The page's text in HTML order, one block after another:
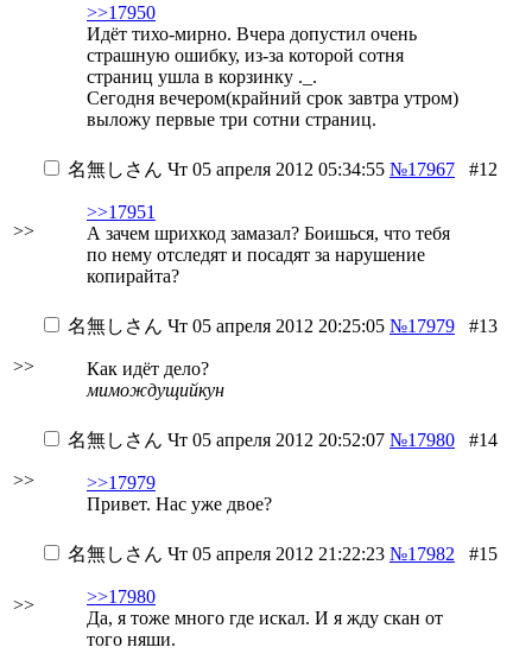
>>17950
Идёт тихо-мирно. Вчера допустил очень
страшную ошибку, из-за которой сотня
страниц ушла в корзинку ._.
Сегодня вечером(крайний срок завтра утром)
выложу первые три сотни страниц.
>>
名無しさん Чт 05 апреля 2012 05:34:55 №17967 #12
>>17951
А зачем шрихкод замазал? Боишься, что тебя
по нему отследят и посадят за нарушение
копирайта?
>>
名無しさん Чт 05 апреля 2012 20:25:05 №17979 #13
Как идёт дело?
мимождущийкун
>>
名無しさん Чт 05 апреля 2012 20:52:07 №17980 #14
>>17979
Привет. Нас уже двое?
>>
名無しさん Чт 05 апреля 2012 21:22:23 №17982 #15
>>17980
Да, я тоже много где искал. И я жду скан от
того няши.